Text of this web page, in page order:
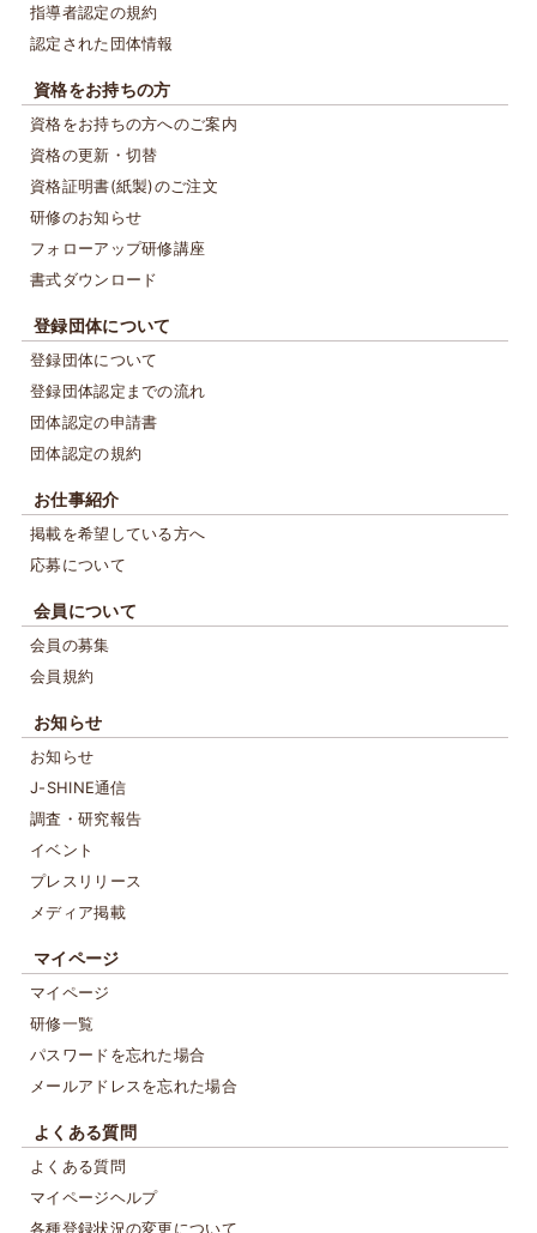
指導者認定の規約
認定された団体情報
資格をお持ちの方
資格をお持ちの方へのご案内
資格の更新・切替
資格証明書(紙製)のご注文
研修のお知らせ
フォローアップ研修講座
書式ダウンロード
登録団体について
登録団体について
登録団体認定までの流れ
団体認定の申請書
団体認定の規約
お仕事紹介
掲載を希望している方へ
応募について
会員について
会員の募集
会員規約
お知らせ
お知らせ
J-SHINE通信
調査・研究報告
イベント
プレスリリース
メディア掲載
マイページ
マイページ
研修一覧
パスワードを忘れた場合
メールアドレスを忘れた場合
よくある質問
よくある質問
マイページヘルプ
各種登録状況の変更について